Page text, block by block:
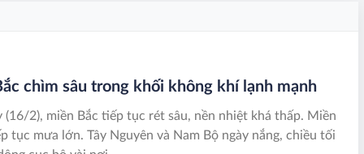
chìm sâu trong khối không khí lạnh mạnh
(16/2), miền Bắc tiếp tục rét sâu, nền nhiệt khá thấp. Miền
tục mưa lớn. Tây Nguyên và Nam Bộ ngày nắng, chiều tối